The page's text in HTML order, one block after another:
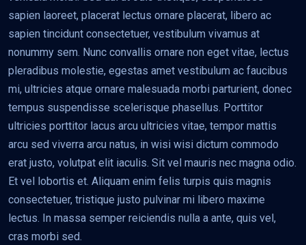
sapien laoreet, placerat lectus ornare placerat, libero ac
sapien tincidunt consectetuer, vestibulum vivamus at
nonummy sem. Nunc convallis ornare non eget vitae, lectus
pleradibus molestie, egestas amet vestibulum ac faucibus
mi, ultricies atque ornare malesuada morbi parturient, donec
tempus suspendisse scelerisque phasellus. Porttitor
ultricies porttitor lacus arcu ultricies vitae, tempor mattis
arcu sed viverra arcu natus, in wisi wisi dictum commodo
erat justo, volutpat elit iaculis. Sit vel mauris nec magna odio.
Et vel lobortis et. Aliquam enim felis turpis quis magnis
consectetuer, tristique justo pulvinar mi libero maxime
lectus. In massa semper reiciendis nulla a ante, quis vel,
cras morbi sed.